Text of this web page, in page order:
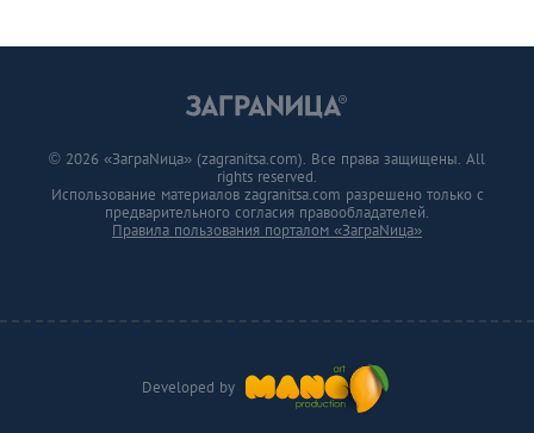
Developed by
© 2026 «ЗаграNица» (zagranitsa.com). Все права защищены. All
rights reserved.
Использование материалов zagranitsa.com разрешено только с
предварительного согласия правообладателей.
Правила пользования порталом «ЗаграNица»